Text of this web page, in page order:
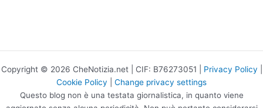
Copyright © 2026 CheNotizia.net | CIF: B76273051 | Privacy Policy
Cookie Policy
Change privacy settings
Questo blog non è una testata giornalistica, in quanto viene